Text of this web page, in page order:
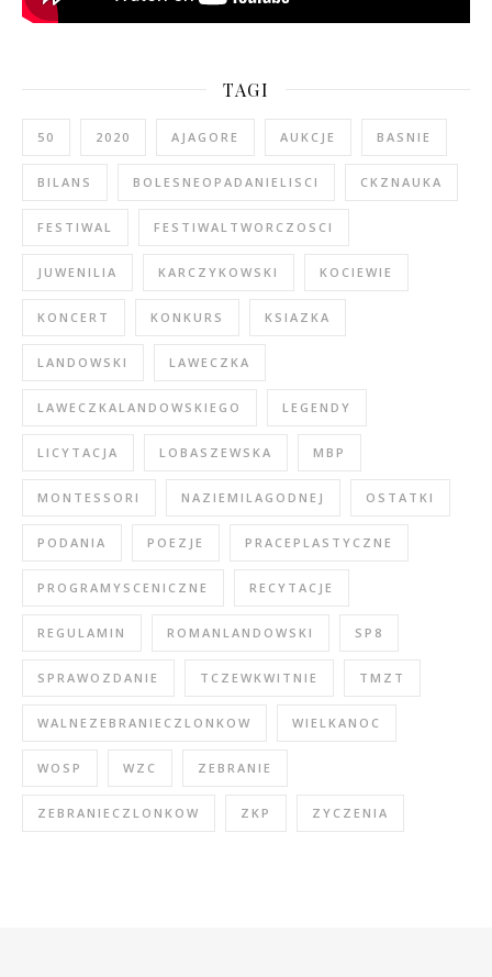
TAGI
50 2020 AJAGORE AUKCJE BASNIE
BILANS BOLESNEOPADANIELISCI CKZNAUKA
FESTIWAL FESTIWALTWORCZOSCI
JUWENILIA KARCZYKOWSKI KOCIEWIE
KONCERT KONKURS KSIAZKA
LANDOWSKI LAWECZKA
LAWECZKALANDOWSKIEGO LEGENDY
LICYTACJA LOBASZEWSKA MBP
MONTESSORI NAZIEMILAGODNEJ OSTATKI
PODANIA POEZJE PRACEPLASTYCZNE
PROGRAMYSCENICZNE RECYTACJE
REGULAMIN ROMANLANDOWSKI SP8
SPRAWOZDANIE TCZEWKWITNIE TMZT
WALNEZEBRANIECZLONKOW WIELKANOC
WOSP WZC ZEBRANIE
ZEBRANIECZLONKOW ZKP ZYCZENIA